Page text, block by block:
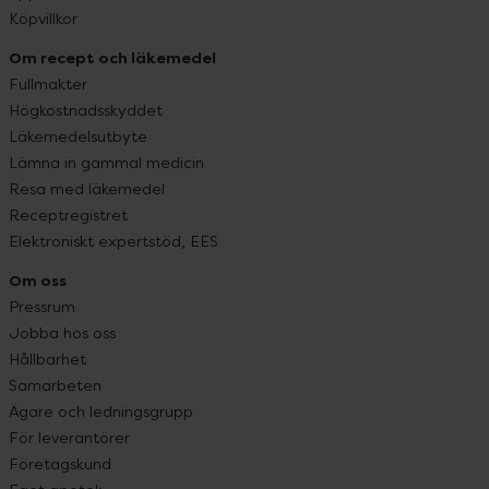
Köpvillkor
Om recept och läkemedel
Fullmakter
Högkostnadsskyddet
Läkemedelsutbyte
Lämna in gammal medicin
Resa med läkemedel
Receptregistret
Elektroniskt expertstöd, EES
Om oss
Pressrum
Jobba hos oss
Hållbarhet
Samarbeten
Ägare och ledningsgrupp
För leverantörer
Företagskund